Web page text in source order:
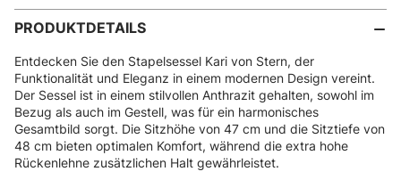
PRODUKTDETAILS
Entdecken Sie den Stapelsessel Kari von Stern, der
Funktionalität und Eleganz in einem modernen Design vereint.
Der Sessel ist in einem stilvollen Anthrazit gehalten, sowohl im
Bezug als auch im Gestell, was für ein harmonisches
Gesamtbild sorgt. Die Sitzhöhe von 47 cm und die Sitztiefe von
48 cm bieten optimalen Komfort, während die extra hohe
Rückenlehne zusätzlichen Halt gewährleistet.